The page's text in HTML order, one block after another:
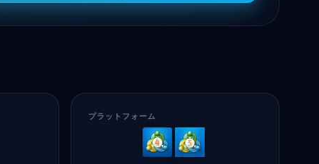
プラットフォーム
MetaTrader
4